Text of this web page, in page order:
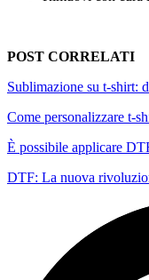
POST CORRELATI
Sublimazione su t-shirt:
Come personalizzare t-
È possibile applicare
DTF: La nuova